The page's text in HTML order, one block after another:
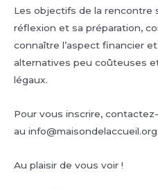
Les objectifs de la rencontre
réflexion et sa préparation,
connaître l’aspect financier
alternatives peu coûteuses
légaux.
Pour vous inscrire,
au info@maisondelaccueil.org
Au plaisir de vous voir !